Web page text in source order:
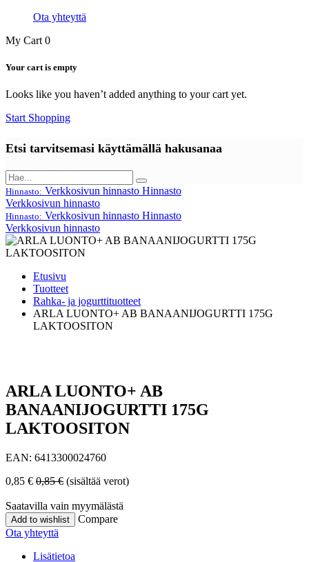
Ota yhteyttä
My Cart 0
Your cart is empty
Looks like you haven’t added anything to your cart yet.
Start Shopping
Etsi tarvitsemasi käyttämällä hakusanaa
Hinnasto: Verkkosivun hinnasto Hinnasto
Verkkosivun hinnasto
Hinnasto: Verkkosivun hinnasto Hinnasto
Verkkosivun hinnasto
Etusivu
Tuotteet
Rahka- ja jogurttituotteet
ARLA LUONTO+ AB BANAANIJOGURTTI 175G
LAKTOOSITON
ARLA LUONTO+ AB
BANAANIJOGURTTI 175G
LAKTOOSITON
EAN: 6413300024760
0,85 € 0,85€ (sisältää verot)
Saatavilla vain myymälästä
Add to wishlist
Compare
Ota yhteyttä
Lisätietoa